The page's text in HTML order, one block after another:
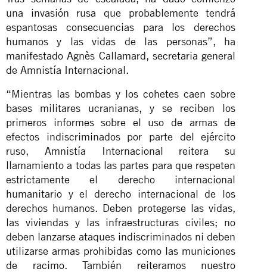
una invasión rusa que probablemente tendrá
espantosas consecuencias para los derechos
humanos y las vidas de las personas”, ha
manifestado Agnès Callamard, secretaria general
de Amnistía Internacional.
“Mientras las bombas y los cohetes caen sobre
bases militares ucranianas, y se reciben los
primeros informes sobre el uso de armas de
efectos indiscriminados por parte del ejército
ruso, Amnistía Internacional reitera su
llamamiento a todas las partes para que respeten
estrictamente el derecho internacional
humanitario y el derecho internacional de los
derechos humanos. Deben protegerse las vidas,
las viviendas y las infraestructuras civiles; no
deben lanzarse ataques indiscriminados ni deben
utilizarse armas prohibidas como las municiones
de racimo. También reiteramos nuestro